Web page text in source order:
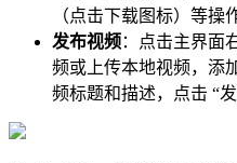
（点击下载图标）等操
发布视频：点击主界面
频或上传本地视频，添
频标题和描述，点击 “发